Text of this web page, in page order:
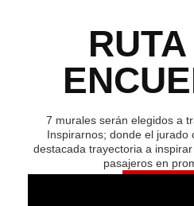
7 murales serán elegidos a
Inspirarnos; donde el jurado
destacada trayectoria a
pasajeros en